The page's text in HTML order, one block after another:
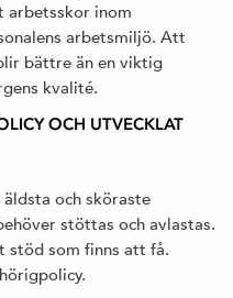
arbetsskor inom
arbetsmiljö. Att
bättre än en viktig
kvalité.
OCH UTVECKLAT
och sköraste
stöttas och avlastas.
stöd som finns att få.